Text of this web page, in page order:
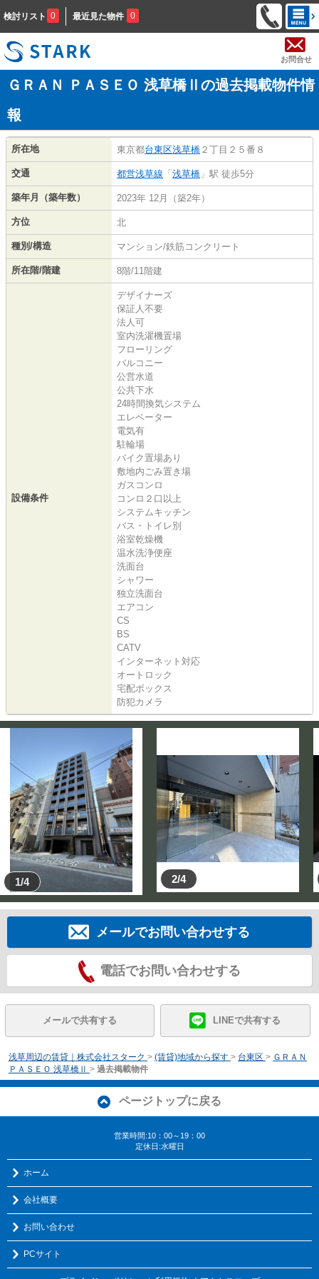
検討リスト 0 最近見た物件 0
お問合せ
ＧＲＡＮ ＰＡＳＥＯ 浅草橋Ⅱの過去掲載物件情
報
所在地 東京都台東区浅草橋 ２丁目２５番８
交通 都営浅草線 「 浅草橋 」駅 徒歩5分
築年月（築年数） 2023年 12月（築2年）
方位 北
種別/構造 マンション/鉄筋コンクリート
所在階/階建 8階/11階建
設備条件
デザイナーズ
保証人不要
法人可
室内洗濯機置場
フローリング
バルコニー
公営水道
公共下水
24時間換気システム
エレベーター
電気有
駐輪場
バイク置場あり
敷地内ごみ置き場
ガスコンロ
コンロ２口以上
システムキッチン
バス・トイレ別
浴室乾燥機
温水洗浄便座
洗面台
シャワー
独立洗面台
エアコン
CS
BS
CATV
インターネット対応
オートロック
宅配ボックス
防犯カメラ
1/4 2/4
メールでお問い合わせする
電話でお問い合わせする
メールで共有する LINEで共有する
浅草周辺の賃貸｜株式会社スターク > (賃貸)地域から探す > 台東区 > ＧＲＡＮ
ＰＡＳＥＯ 浅草橋Ⅱ > 過去掲載物件
ページトップに戻る
営業時間:10：00～19：00
定休日:水曜日
ホーム
会社概要
お問い合わせ
PCサイト